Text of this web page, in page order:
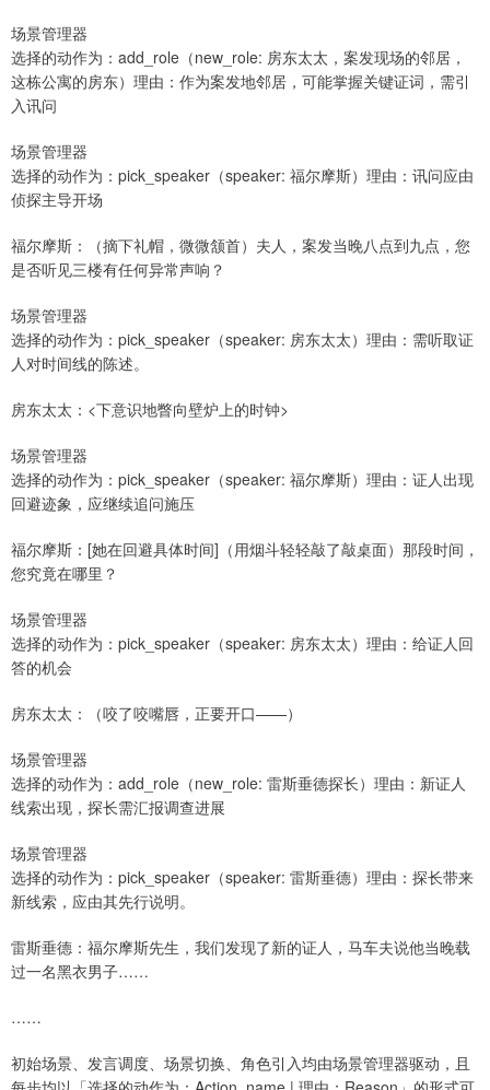
场景管理器
选择的动作为：add_role（new_role: 房东太太，案发现场的邻居，
这栋公寓的房东）理由：作为案发地邻居，可能掌握关键证词，需引
入讯问
场景管理器
选择的动作为：pick_speaker（speaker: 福尔摩斯）理由：讯问应由
侦探主导开场
福尔摩斯：（摘下礼帽，微微颔首）夫人，案发当晚八点到九点，您
是否听见三楼有任何异常声响？
场景管理器
选择的动作为：pick_speaker（speaker: 房东太太）理由：需听取证
人对时间线的陈述。
房东太太：<下意识地瞥向壁炉上的时钟>
场景管理器
选择的动作为：pick_speaker（speaker: 福尔摩斯）理由：证人出现
回避迹象，应继续追问施压
福尔摩斯：[她在回避具体时间]（用烟斗轻轻敲了敲桌面）那段时间，
您究竟在哪里？
场景管理器
选择的动作为：pick_speaker（speaker: 房东太太）理由：给证人回
答的机会
房东太太：（咬了咬嘴唇，正要开口——）
场景管理器
选择的动作为：add_role（new_role: 雷斯垂德探长）理由：新证人
线索出现，探长需汇报调查进展
场景管理器
选择的动作为：pick_speaker（speaker: 雷斯垂德）理由：探长带来
新线索，应由其先行说明。
雷斯垂德：福尔摩斯先生，我们发现了新的证人，马车夫说他当晚载
过一名黑衣男子……
……
初始场景、发言调度、场景切换、角色引入均由场景管理器驱动，且